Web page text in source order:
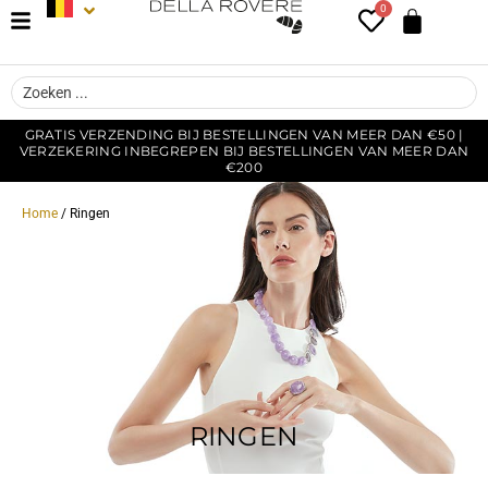
0
GRATIS VERZENDING BIJ BESTELLINGEN VAN MEER DAN €50 |
VERZEKERING INBEGREPEN BIJ BESTELLINGEN VAN MEER DAN
€200
Home / Ringen
RINGEN